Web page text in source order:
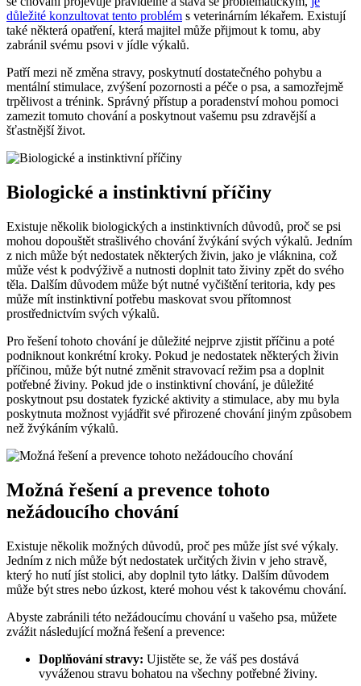
důležité konzultovat tento problém s veterinárním lékařem. Existují
také některá opatření, která majitel může přijmout k tomu, aby
zabránil svému psovi v jídle výkalů.
Patří mezi ně změna stravy, poskytnutí dostatečného pohybu a
mentální stimulace, zvýšení pozornosti a péče o psa, a samozřejmě
trpělivost a trénink. Správný přístup a poradenství mohou pomoci
zamezit tomuto chování a poskytnout vašemu psu zdravější a
šťastnější život.
Biologické a instinktivní příčiny
Existuje několik biologických a instinktivních důvodů, proč se psi
mohou dopouštět strašlivého chování žvýkání svých výkalů. Jedním
z nich může být nedostatek některých živin, jako je vláknina, což
může vést k podvýživě a nutnosti doplnit tato živiny zpět do svého
těla. Dalším důvodem může být nutné vyčištění teritoria, kdy pes
může mít instinktivní potřebu maskovat svou přítomnost
prostřednictvím svých výkalů.
Pro řešení tohoto chování je důležité nejprve zjistit příčinu a poté
podniknout konkrétní kroky. Pokud je nedostatek některých živin
příčinou, může být nutné změnit stravovací režim psa a doplnit
potřebné živiny. Pokud jde o instinktivní chování, je důležité
poskytnout psu dostatek fyzické aktivity a stimulace, aby mu byla
poskytnuta možnost vyjádřit své přirozené chování jiným způsobem
než žvýkáním výkalů.
Možná řešení a prevence tohoto
nežádoucího chování
Existuje několik možných důvodů, proč pes může jíst své výkaly.
Jedním z nich může být nedostatek určitých živin v jeho stravě,
který ho nutí jíst stolici, aby doplnil tyto látky. Dalším důvodem
může být stres nebo úzkost, které mohou vést k takovému chování.
Abyste zabránili této nežádoucímu chování u vašeho psa, můžete
zvážit následující možná řešení a prevence:
Doplňování stravy: Ujistěte se, že váš pes dostává
vyváženou stravu bohatou na všechny potřebné živiny.